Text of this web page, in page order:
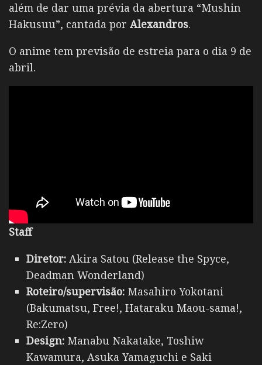
além de dar uma prévia da abertura “Mushin
Hakusuu”, cantada por Alexandros.
O anime tem previsão de estreia para o dia 9 de
abril.
Staff
Diretor: Akira Satou (Release the Spyce,
Deadman Wonderland)
Roteiro/supervisão: Masahiro Yokotani
(Bakumatsu, Free!, Hataraku Maou-sama!,
Re:Zero)
Design: Manabu Nakatake, Toshiw
Kawamura, Asuka Yamaguchi e Saki